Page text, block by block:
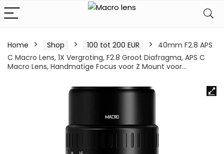
Home Shop 100 tot 200 EUR
40mm F2.8 APS
C Macro Lens, 1X Vergroting, F2.8 Groot Diafragma, APS C
Macro Lens, Handmatige Focus voor Z Mount voor…